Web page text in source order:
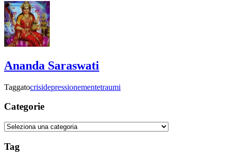
Ananda Saraswati
Taggatocrisidepressionementetraumi
Categorie
Categorie
Tag